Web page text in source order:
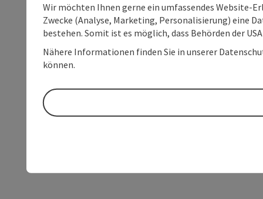
Wir möchten Ihnen gerne ein umfassendes Website-
Zwecke (Analyse, Marketing, Personalisierung) eine
bestehen. Somit ist es möglich, dass Behörden der
Nähere Informationen finden Sie in unserer
können.